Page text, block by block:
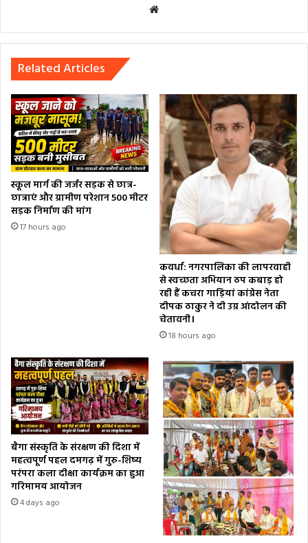
Related Articles
स्कूल मार्ग की जर्जर सड़क से छात्र-
छात्राएं और ग्रामीण परेशान 500 मीटर
सड़क निर्माण की मांग
17 hours ago
कवर्धा: नगरपालिका की लापरवाही
से स्वच्छता अभियान ठप कबाड़ हो
रही हैं कचरा गाड़ियां कांग्रेस नेता
दीपक ठाकुर ने दी उग्र आंदोलन की
चेतावनी।
18 hours ago
बैगा संस्कृति के संरक्षण की दिशा में
महत्वपूर्ण पहल दमगढ़ में गुरु-शिष्य
परंपरा कला दीक्षा कार्यक्रम का हुआ
गरिमामय आयोजन
4 days ago